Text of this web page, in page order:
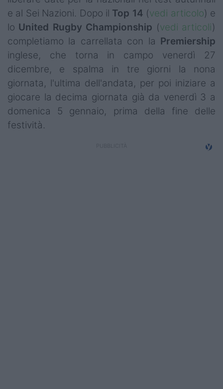
Serie B
Serie C
Femminile
Giovanili
Coppa Italia
Minirugby
e al Sei Nazioni. Dopo il Top 14 (vedi articolo) e
lo United Rugby Championship (vedi articoli)
completiamo la carrellata con la Premiership
inglese, che torna in campo venerdì 27
dicembre, e spalma in tre giorni la nona
giornata, l'ultima dell'andata, per poi iniziare a
giocare la decima giornata già da venerdì 3 a
domenica 5 gennaio, prima della fine delle
festività.